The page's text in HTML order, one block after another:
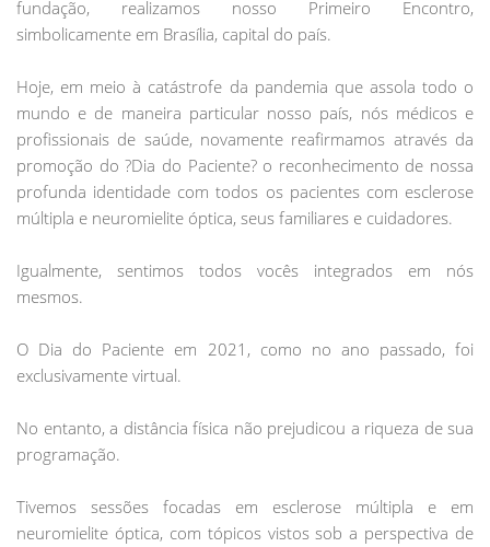
fundação, realizamos nosso Primeiro Encontro,
simbolicamente em Brasília, capital do país.
Hoje, em meio à catástrofe da pandemia que assola todo o
mundo e de maneira particular nosso país, nós médicos e
profissionais de saúde, novamente reafirmamos através da
promoção do ?Dia do Paciente? o reconhecimento de nossa
profunda identidade com todos os pacientes com esclerose
múltipla e neuromielite óptica, seus familiares e cuidadores.
Igualmente, sentimos todos vocês integrados em nós
mesmos.
O Dia do Paciente em 2021, como no ano passado, foi
exclusivamente virtual.
No entanto, a distância física não prejudicou a riqueza de sua
programação.
Tivemos sessões focadas em esclerose múltipla e em
neuromielite óptica, com tópicos vistos sob a perspectiva de